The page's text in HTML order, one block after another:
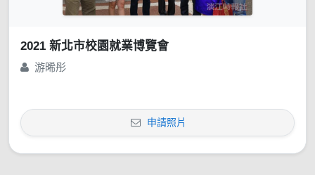
2021 新北市校園就業博覽會
游晞彤
申請照片